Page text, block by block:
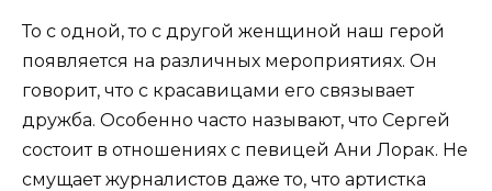
То с одной, то с другой женщиной наш герой
появляется на различных мероприятиях. Он
говорит, что с красавицами его связывает
дружба. Особенно часто называют, что Сергей
состоит в отношениях с певицей Ани Лорак. Не
смущает журналистов даже то, что артистка